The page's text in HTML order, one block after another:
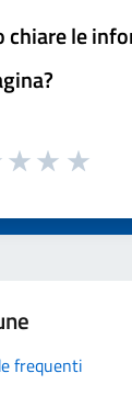
chiare le
frequenti